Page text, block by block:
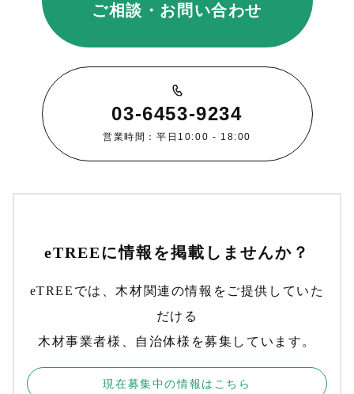
ご相談・お問い合わせ
03-6453-9234
営業時間：平日10:00 - 18:00
eTREEに情報を掲載しませんか？
eTREEでは、木材関連の情報をご提供していた
だける
木材事業者様、自治体様を募集しています。
現在募集中の情報はこちら